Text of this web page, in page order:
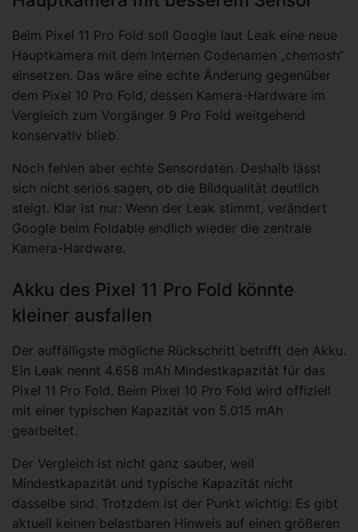
Beim Pixel 11 Pro Fold soll Google laut Leak eine neue
Hauptkamera mit dem internen Codenamen „chemosh“
einsetzen. Das wäre eine echte Änderung gegenüber
dem Pixel 10 Pro Fold, dessen Kamera-Hardware im
Vergleich zum Vorgänger 9 Pro Fold weitgehend
konservativ blieb.
Noch fehlen aber echte Sensordaten. Deshalb lässt
sich nicht seriös sagen, ob die Bildqualität deutlich
steigt. Klar ist nur: Wenn der Leak stimmt, verändert
Google beim Foldable endlich wieder die zentrale
Kamera-Hardware.
Akku des Pixel 11 Pro Fold könnte
kleiner ausfallen
Der auffälligste mögliche Rückschritt betrifft den Akku.
Ein Leak nennt 4.658 mAh Mindestkapazität für das
Pixel 11 Pro Fold. Beim Pixel 10 Pro Fold wird offiziell
mit einer typischen Kapazität von 5.015 mAh
gearbeitet.
Der Vergleich ist nicht ganz sauber, weil
Mindestkapazität und typische Kapazität nicht
dasselbe sind. Trotzdem ist der Punkt wichtig: Es gibt
aktuell keinen belastbaren Hinweis auf einen größeren